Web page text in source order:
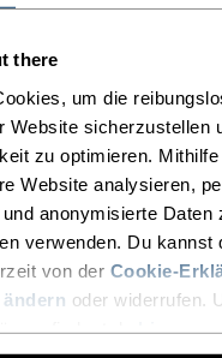
there
um die
Website sicherzustellen
zu optimieren.
Website analysieren,
anonymisierte Daten
verwenden. Du kannst
von der Cookie-
ändern oder widerrufen.
SCHNELLER
unglaublich leicht:
die alle anderen